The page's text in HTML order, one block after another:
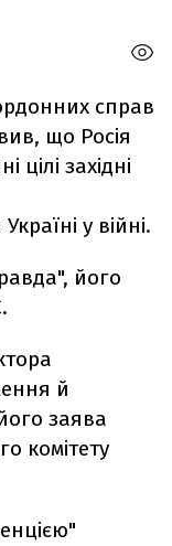
справ
що Росія
західні
у війні.
його
й
заява
комітету